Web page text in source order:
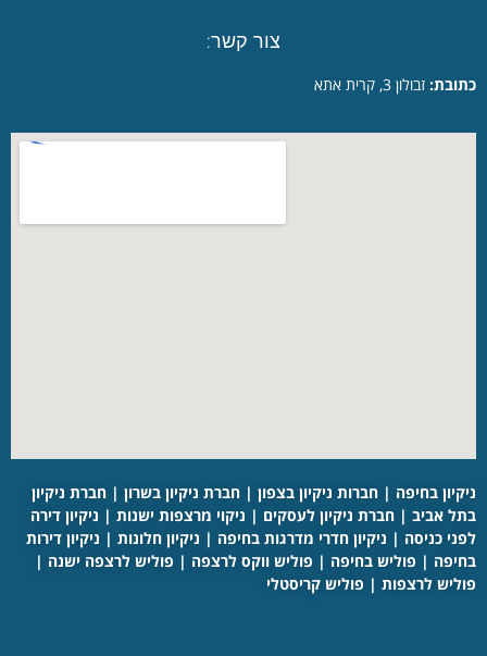
צור קשר:
כתובת: זבולון 3, קרית אתא
ניקיון בחיפה | חברות ניקיון בצפון | חברת ניקיון בשרון | חברת ניקיון
בתל אביב | חברת ניקיון לעסקים | ניקוי מרצפות ישנות | ניקיון דירה
לפני כניסה | ניקיון חדרי מדרגות בחיפה | ניקיון חלונות | ניקיון דירות
בחיפה | פוליש בחיפה | פוליש ווקס לרצפה | פוליש לרצפה ישנה |
פוליש לרצפות | פוליש קריסטלי